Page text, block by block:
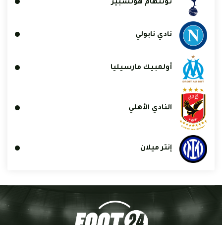
توتنهام هوتسبير
نادي نابولي
أولمبيك مارسيليا
النادي الأهلي
إنتر ميلان